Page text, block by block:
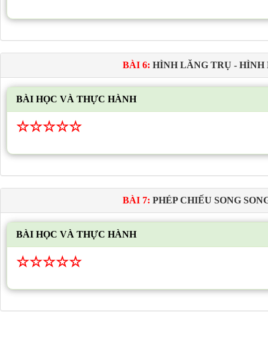
BÀI 6: HÌNH LĂNG TRỤ - HÌNH
BÀI HỌC VÀ THỰC HÀNH
☆☆☆☆☆
BÀI 7: PHÉP CHIẾU SONG
BÀI HỌC VÀ THỰC HÀNH
☆☆☆☆☆